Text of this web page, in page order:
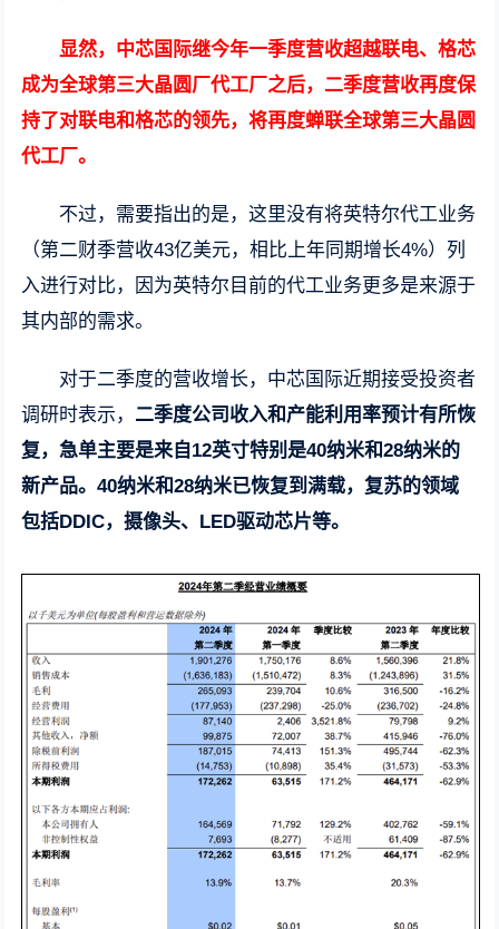
显然，中芯国际继今年一季度营收超越联电、格芯
成为全球第三大晶圆厂代工厂之后，二季度营收再度保
持了对联电和格芯的领先，将再度蝉联全球第三大晶圆
代工厂。
不过，需要指出的是，这里没有将英特尔代工业务
（第二财季营收43亿美元，相比上年同期增长4%）列
入进行对比，因为英特尔目前的代工业务更多是来源于
其内部的需求。
对于二季度的营收增长，中芯国际近期接受投资者
调研时表示， 二季度公司收入和产能利用率预计有所恢
复，急单主要是来自12英寸特别是40纳米和28纳米的
新产品。40纳米和28纳米已恢复到满载，复苏的领域
包括DDIC，摄像头、LED驱动芯片等。